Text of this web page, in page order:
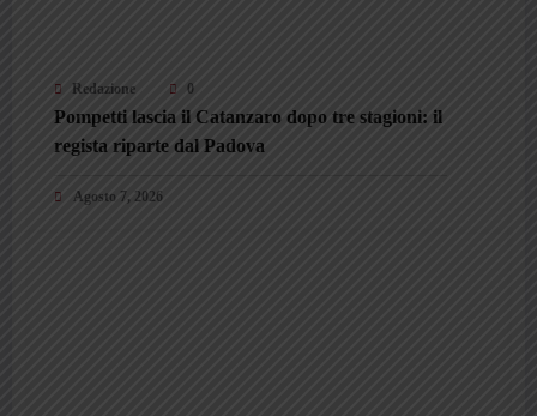
Redazione 0
Pompetti lascia il Catanzaro dopo tre stagioni: il
regista riparte dal Padova
Agosto 7, 2026